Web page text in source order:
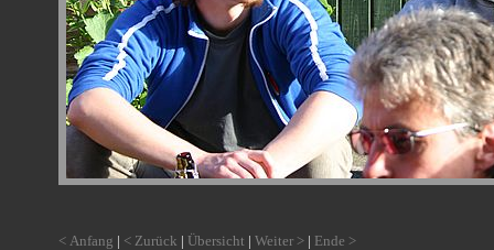
< Anfang | < Zurück | Übersicht |Weiter > | Ende >